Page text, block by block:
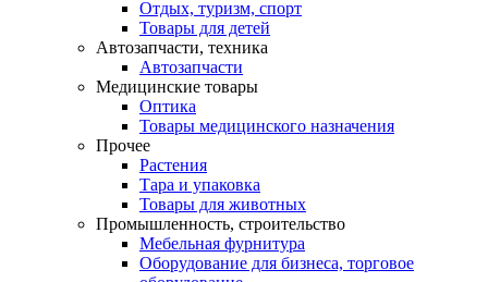
Отдых, туризм, спорт
Товары для детей
Автозапчасти, техника
Автозапчасти
Медицинские товары
Оптика
Товары медицинского назначения
Прочее
Растения
Тара и упаковка
Товары для животных
Промышленность, строительство
Мебельная фурнитура
Оборудование для бизнеса, торговое